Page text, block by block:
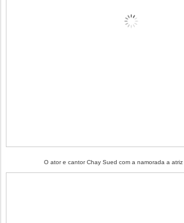
O ator e cantor Chay Sued com a namorada a atriz